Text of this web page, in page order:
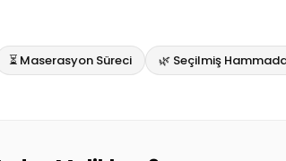
⏳ Maserasyon Süreci 🌿 Seçilmiş